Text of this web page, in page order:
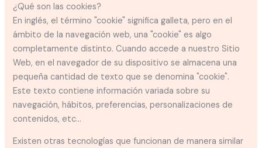
¿Qué son las cookies?
En inglés, el término "cookie" significa galleta, pero en el
ámbito de la navegación web, una "cookie" es algo
completamente distinto. Cuando accede a nuestro Sitio
Web, en el navegador de su dispositivo se almacena una
pequeña cantidad de texto que se denomina "cookie".
Este texto contiene información variada sobre su
navegación, hábitos, preferencias, personalizaciones de
contenidos, etc...
Existen otras tecnologías que funcionan de manera similar